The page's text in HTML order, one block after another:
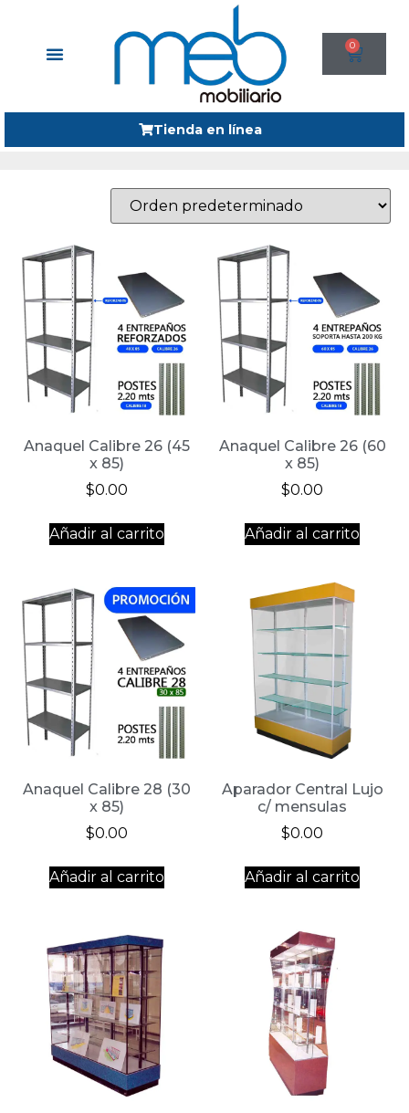
0
Tienda en línea
Anaquel Calibre 26 (45
x 85)
$0.00
Añadir al carrito
Anaquel Calibre 26 (60
x 85)
$0.00
Añadir al carrito
Anaquel Calibre 28 (30
x 85)
$0.00
Añadir al carrito
Aparador Central Lujo
c/ mensulas
$0.00
Añadir al carrito